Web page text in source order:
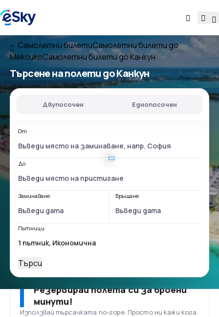
Самолетни билетиСамолетни билети до
МексикоСамолетни билети до Канкун
Търсене на полети до Канкун
Двупосочен Еднопосочен
От
До
Заминаване Връщане
Пътници
Търси
Резервирай полета си за броени
минути!
Използвай търсачката по-горе. Просто ни кажи кога